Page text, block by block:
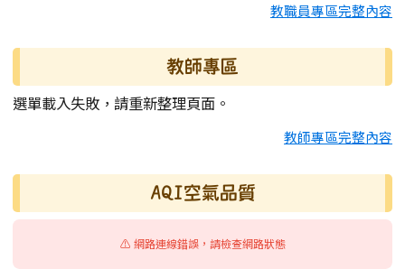
教職員專區完整內容
教師專區
選單載入失敗，請重新整理頁面。
教師專區完整內容
AQI空氣品質
⚠️ 網路連線錯誤，請檢查網路狀態